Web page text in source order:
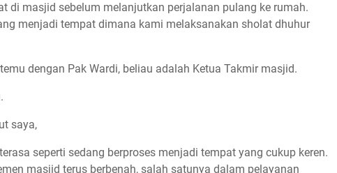
di masjid sebelum melanjutkan perjalanan pulang ke rumah.
menjadi tempat dimana kami melaksanakan sholat dhuhur
dengan Pak Wardi, beliau adalah Ketua Takmir masjid.
saya,
seperti sedang berproses menjadi tempat yang cukup keren.
masjid terus berbenah, salah satunya dalam pelayanan